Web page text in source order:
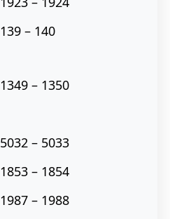
139 – 140
1349 – 1350
5032 – 5033
1853 – 1854
1987 – 1988